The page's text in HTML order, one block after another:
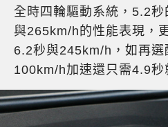
全時四輪驅動系統，5.2
與265km/h的性能表現，
6.2秒與245km/h，如再
100km/h加速還只需4.9秒